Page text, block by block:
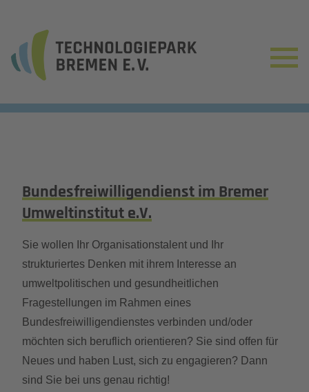
Bundesfreiwilligendienst im Bremer
Umweltinstitut e.V.
Sie wollen Ihr Organisationstalent und Ihr
strukturiertes Denken mit ihrem Interesse an
umweltpolitischen und gesundheitlichen
Fragestellungen im Rahmen eines
Bundesfreiwilligendienstes verbinden und/oder
möchten sich beruflich orientieren? Sie sind offen für
Neues und haben Lust, sich zu engagieren? Dann
sind Sie bei uns genau richtig!